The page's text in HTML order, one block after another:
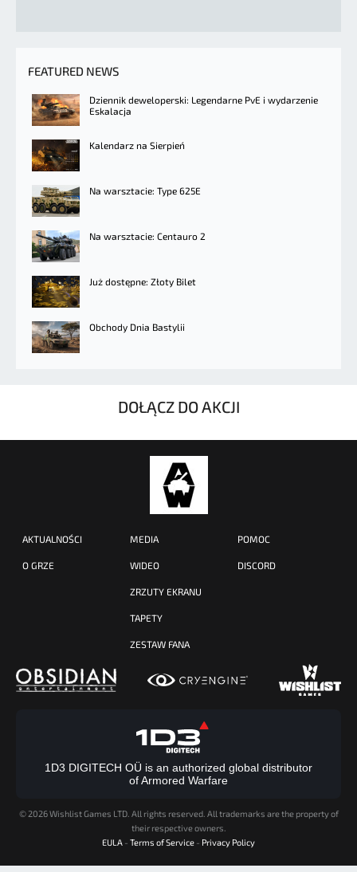
FEATURED NEWS
Dziennik deweloperski: Legendarne PvE i wydarzenie
Eskalacja
Kalendarz na Sierpień
Na warsztacie: Type 625E
Na warsztacie: Centauro 2
Już dostępne: Złoty Bilet
Obchody Dnia Bastylii
DOŁĄCZ DO AKCJI
AKTUALNOŚCI
O GRZE
MEDIA
WIDEO
ZRZUTY EKRANU
TAPETY
ZESTAW FANA
POMOC
DISCORD
1D3 DIGITECH OÜ is an authorized global distributor
of Armored Warfare
© 2026 Wishlist Games LTD. All rights reserved. All trademarks are the property of
their respective owners.
EULA - Terms of Service - Privacy Policy